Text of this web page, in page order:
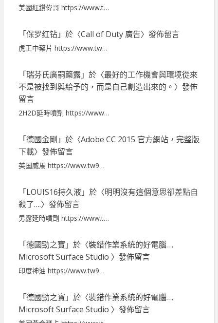
美國紅鑽偉哥 https://www.t…
「保罗红钻」於〈Call of Duty 廣告〉發佈留言
虎王中藥片 https://www.tw…
「瑞芬氏廣嗣藥露」於〈最好的工作機會與環境從來
不是被找到與給予的，而是自己創造出來的。 〉發佈
留言
2H2D延時噴劑 https://www…
「德國金剛 」於〈Adobe CC 2015 官方網站，完整版
下載〉發佈留言
英国威馬 https://www.tw9…
「LOUIS16持久液」於〈明明沒有這個意思卻差點自
殺了….〉發佈留言
男露延時噴劑 https://www.t…
「德國勁之寶 」於〈裝錯作業系統的好電腦….
Microsoft Surface Studio 〉發佈留言
印度神油 https://www.tw9…
「德國勁之寶 」於〈裝錯作業系統的好電腦….
Microsoft Surface Studio 〉發佈留言